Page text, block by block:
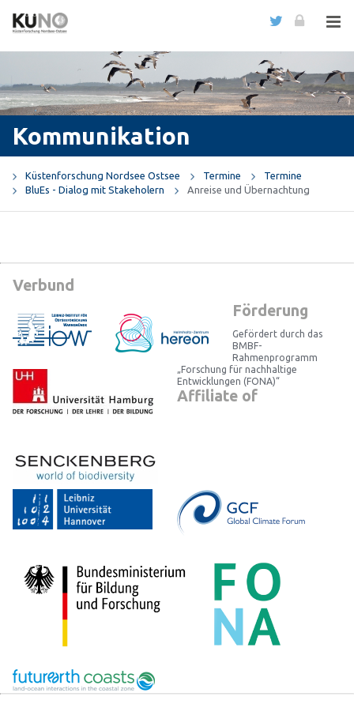
Kommunikation
Küstenforschung Nordsee Ostsee Termine
Termine
BluEs - Dialog mit Stakeholern
Anreise und Übernachtung
Verbund
Förderung
Gefördert durch das
BMBF-
Rahmenprogramm
„Forschung für nachhaltige
Entwicklungen (FONA)“
Affiliate of